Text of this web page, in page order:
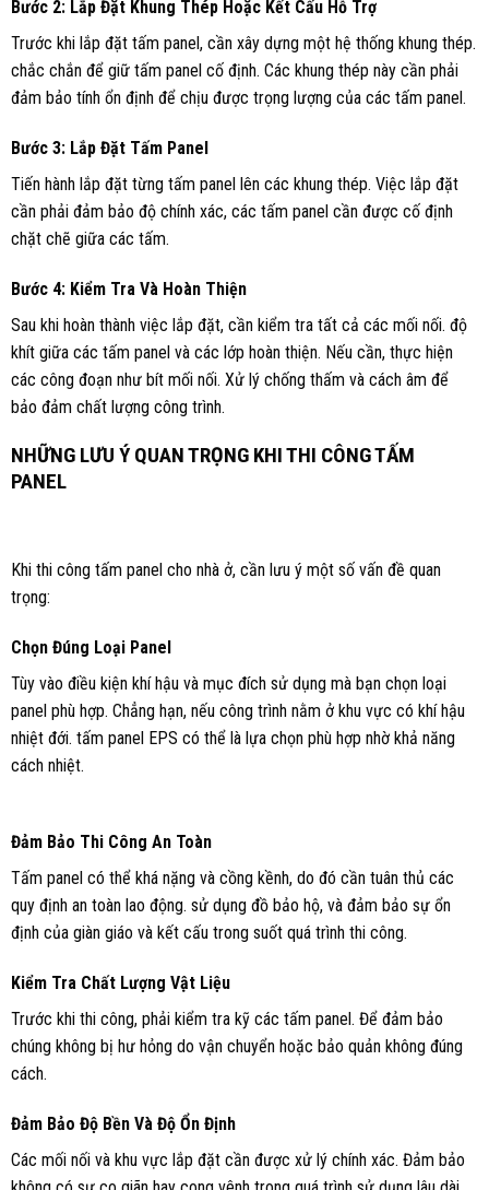
Bước 2: Lắp Đặt Khung Thép Hoặc Kết Cấu Hỗ Trợ
Trước khi lắp đặt tấm panel, cần xây dựng một hệ thống khung thép.
chắc chắn để giữ tấm panel cố định. Các khung thép này cần phải
đảm bảo tính ổn định để chịu được trọng lượng của các tấm panel.
Bước 3: Lắp Đặt Tấm Panel
Tiến hành lắp đặt từng tấm panel lên các khung thép. Việc lắp đặt
cần phải đảm bảo độ chính xác, các tấm panel cần được cố định
chặt chẽ giữa các tấm.
Bước 4: Kiểm Tra Và Hoàn Thiện
Sau khi hoàn thành việc lắp đặt, cần kiểm tra tất cả các mối nối. độ
khít giữa các tấm panel và các lớp hoàn thiện. Nếu cần, thực hiện
các công đoạn như bít mối nối. Xử lý chống thấm và cách âm để
bảo đảm chất lượng công trình.
NHỮNG LƯU Ý QUAN TRỌNG KHI THI CÔNG TẤM
PANEL
Khi thi công tấm panel cho nhà ở, cần lưu ý một số vấn đề quan
trọng:
Chọn Đúng Loại Panel
Tùy vào điều kiện khí hậu và mục đích sử dụng mà bạn chọn loại
panel phù hợp. Chẳng hạn, nếu công trình nằm ở khu vực có khí hậu
nhiệt đới. tấm panel EPS có thể là lựa chọn phù hợp nhờ khả năng
cách nhiệt.
Đảm Bảo Thi Công An Toàn
Tấm panel có thể khá nặng và cồng kềnh, do đó cần tuân thủ các
quy định an toàn lao động. sử dụng đồ bảo hộ, và đảm bảo sự ổn
định của giàn giáo và kết cấu trong suốt quá trình thi công.
Kiểm Tra Chất Lượng Vật Liệu
Trước khi thi công, phải kiểm tra kỹ các tấm panel. Để đảm bảo
chúng không bị hư hỏng do vận chuyển hoặc bảo quản không đúng
cách.
Đảm Bảo Độ Bền Và Độ Ổn Định
Các mối nối và khu vực lắp đặt cần được xử lý chính xác. Đảm bảo